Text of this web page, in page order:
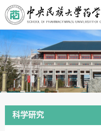
科学研究